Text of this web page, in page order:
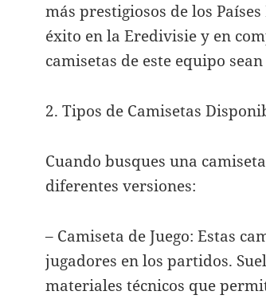
más prestigiosos de los
éxito en la Eredivisie y en
camisetas de este equipo
2. Tipos de Camisetas
Cuando busques una
diferentes versiones:
– Camiseta de Juego: Estas
jugadores en los partidos.
materiales técnicos que